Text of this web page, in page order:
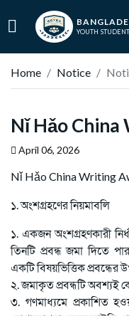
YOUTH
Home Notice
Nǐ Hǎo
April 06, 2026
Nǐ Hǎo China Writing
১. অংশগ্রহণের নিয়মাবলি
১. একজন অংশগ্রহণকারী
তিনটি প্রবন্ধ জমা দিতে
একটি বিষয়ভিত্তিক প্রবন্ধের
২. জমাকৃত প্রবন্ধটি অবশ্যই
৩. গণমাধ্যমে প্রকাশিত